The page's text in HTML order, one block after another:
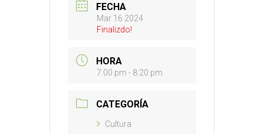
FECHA
Mar 16 2024
Finalizdo!
HORA
7:00 pm - 8:20 pm
CATEGORÍA
Cultura